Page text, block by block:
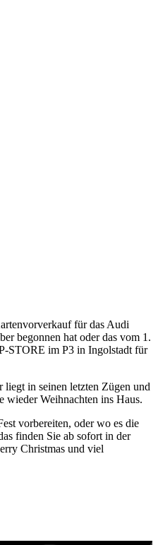
für das Audi
begonnen hat oder das vom 1.
STORE im P3 in Ingolstadt für
liegt in seinen letzten Zügen und
wieder Weihnachten ins Haus.
vorbereiten, oder wo es die
finden Sie ab sofort in der
Christmas und viel